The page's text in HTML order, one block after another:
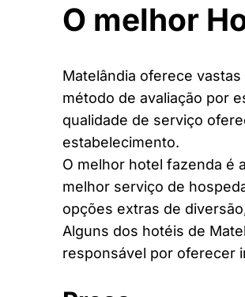
O melhor
Matelândia oferece
método de avaliação por
qualidade de serviço
estabelecimento.
O melhor hotel fazenda é
melhor serviço de
opções extras de
Alguns dos hotéis de
responsável por oferecer